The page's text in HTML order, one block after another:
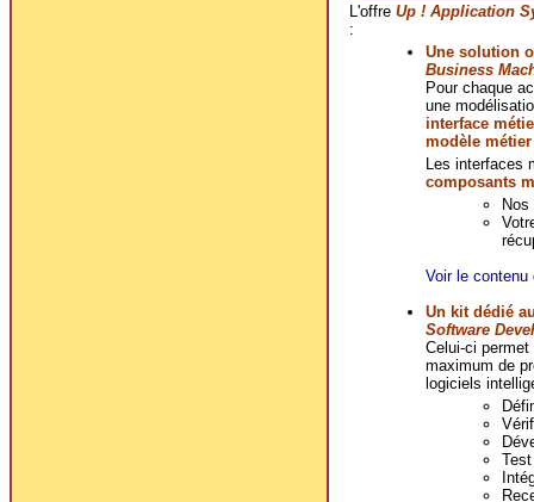
L'offre Up ! Application
:
Une solution
Business
Pour chaque
une
interface
modèle métier
Les interfaces
composants
Nos
Voir le contenu
Un kit dédié
Software
Celui-ci
maximum de
logiciels